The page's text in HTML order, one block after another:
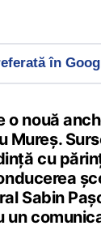
în
nouă
Mureș.
cu
Sabin
un